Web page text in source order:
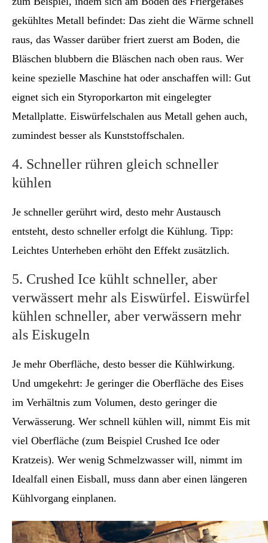
gekühltes Metall befindet: Das zieht die Wärme schnell
raus, das Wasser darüber friert zuerst am Boden, die
Bläschen blubbern die Bläschen nach oben raus. Wer
keine spezielle Maschine hat oder anschaffen will: Gut
eignet sich ein Styroporkarton mit eingelegter
Metallplatte. Eiswürfelschalen aus Metall gehen auch,
zumindest besser als Kunststoffschalen.
4. Schneller rühren gleich schneller
kühlen
Je schneller gerührt wird, desto mehr Austausch
entsteht, desto schneller erfolgt die Kühlung. Tipp:
Leichtes Unterheben erhöht den Effekt zusätzlich.
5. Crushed Ice kühlt schneller, aber
verwässert mehr als Eiswürfel. Eiswürfel
kühlen schneller, aber verwässern mehr
als Eiskugeln
Je mehr Oberfläche, desto besser die Kühlwirkung.
Und umgekehrt: Je geringer die Oberfläche des Eises
im Verhältnis zum Volumen, desto geringer die
Verwässerung. Wer schnell kühlen will, nimmt Eis mit
viel Oberfläche (zum Beispiel Crushed Ice oder
Kratzeis). Wer wenig Schmelzwasser will, nimmt im
Idealfall einen Eisball, muss dann aber einen längeren
Kühlvorgang einplanen.